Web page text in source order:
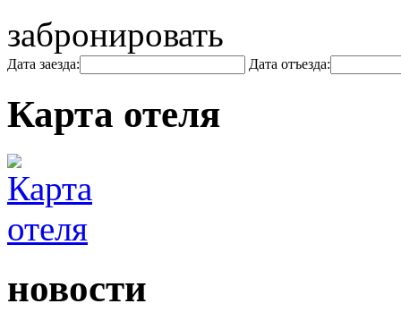
забронировать
Дата заезда: Дата отъезда:
Карта отеля
новости